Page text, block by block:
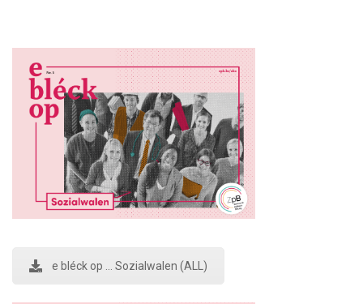
e bléck op ... Sozialwalen (ALL)